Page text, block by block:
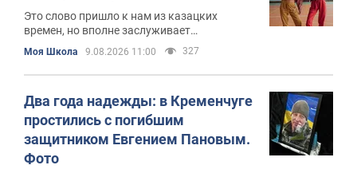
Это слово пришло к нам из казацких
времен, но вполне заслуживает
возвращения в повседневный обиход
Моя Школа 9.08.2026 11:00 327
Два года надежды: в Кременчуге
простились с погибшим
защитником Евгением Пановым.
Фото